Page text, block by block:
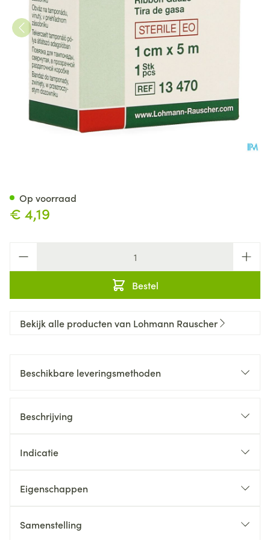
€ 4,19
Bestel
Op voorraad
Bekijk alle producten van Lohmann Rauscher
Beschikbare leveringsmethoden
Beschrijving
Indicatie
Eigenschappen
Samenstelling